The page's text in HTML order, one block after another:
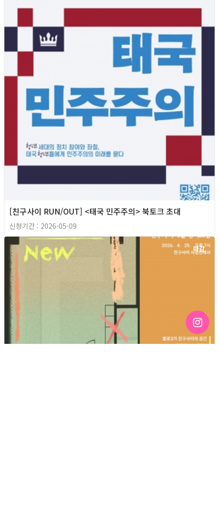
[친구사이 RUN/OUT] <태국 민주주의> 북토크 초대
신청기간 : 2026-05-09
마감